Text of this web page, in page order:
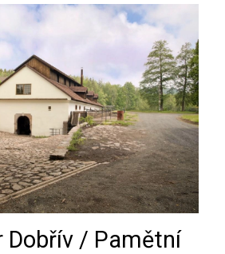
Dobřív / Pamětní